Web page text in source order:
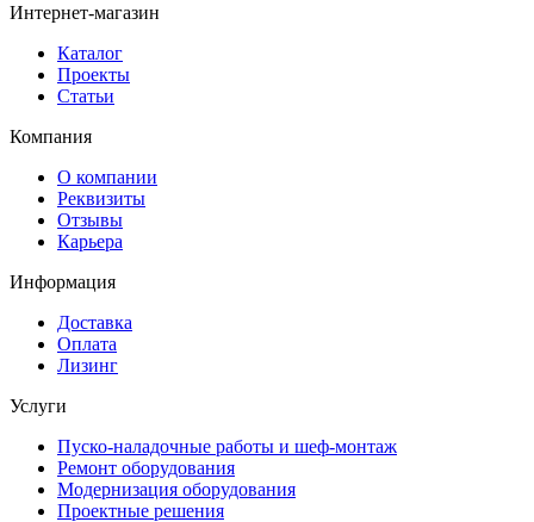
Интернет-магазин
Каталог
Проекты
Статьи
Компания
О компании
Реквизиты
Отзывы
Карьера
Информация
Доставка
Оплата
Лизинг
Услуги
Пуско-наладочные работы и шеф-монтаж
Ремонт оборудования
Модернизация оборудования
Проектные решения